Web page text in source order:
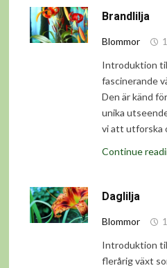
Brandlilja
Blommor
Introduktion
fascinerande
Den är känd
unika
vi att utforska
Continue
Daglilja
Blommor
Introduktion
flerårig växt